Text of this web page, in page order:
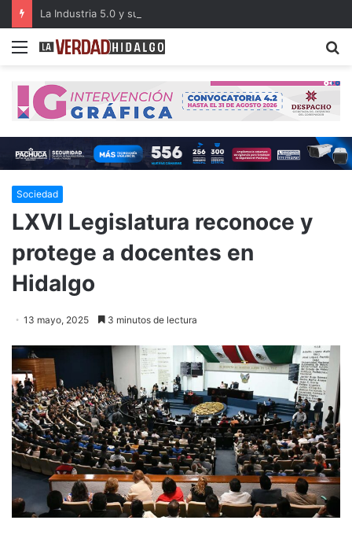
Menu
Sociedad
LXVI Legislatura reconoce y
protege a docentes en
Hidalgo
13 mayo, 2025 3 minutos de lectura